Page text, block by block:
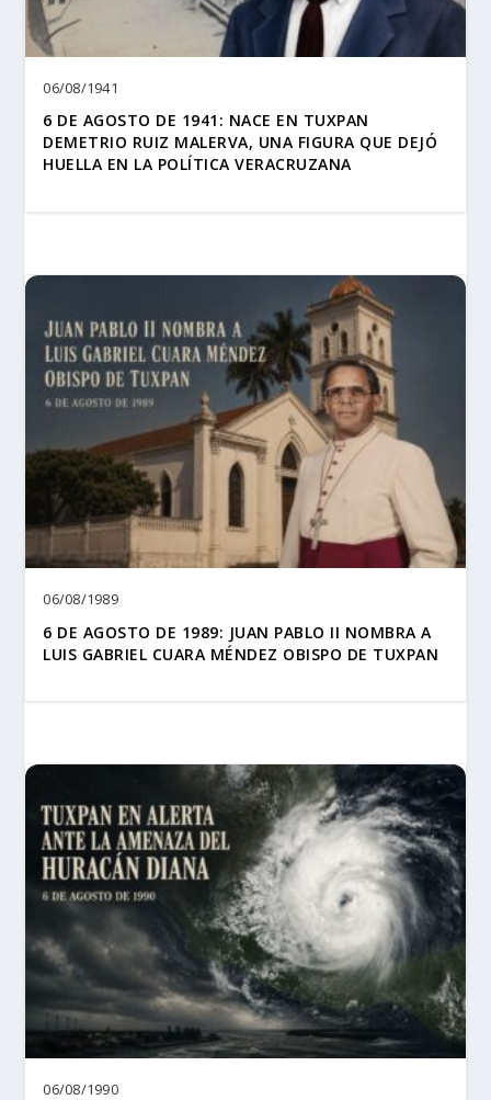
06/08/1941
6 DE AGOSTO DE 1941: NACE EN TUXPAN
DEMETRIO RUIZ MALERVA, UNA FIGURA QUE DEJÓ
HUELLA EN LA POLÍTICA VERACRUZANA
06/08/1989
6 DE AGOSTO DE 1989: JUAN PABLO II NOMBRA A
LUIS GABRIEL CUARA MÉNDEZ OBISPO DE TUXPAN
06/08/1990